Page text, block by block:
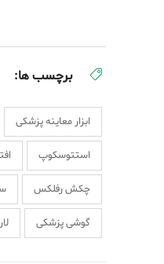
برچسب ها:
ابزار معاینه پزشکی
استتوسکوپ
چکش رفلکس
گوشی پزشکی